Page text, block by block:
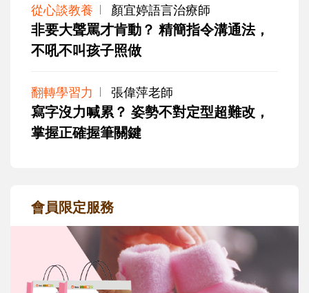
從心談教養 顏宜婷語言治療師
非要大聲罵才肯動？ 精簡指令溝通法，
不吼不叫孩子照做
翻轉學習力 張偉萍老師
寫字沒力喊累？ 姿勢不對定型超難改，
掌握正確握筆關鍵
會員限定服務